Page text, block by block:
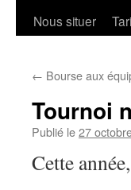
Nous situer
← Bourse aux
Tournoi
Publié le27
Cette